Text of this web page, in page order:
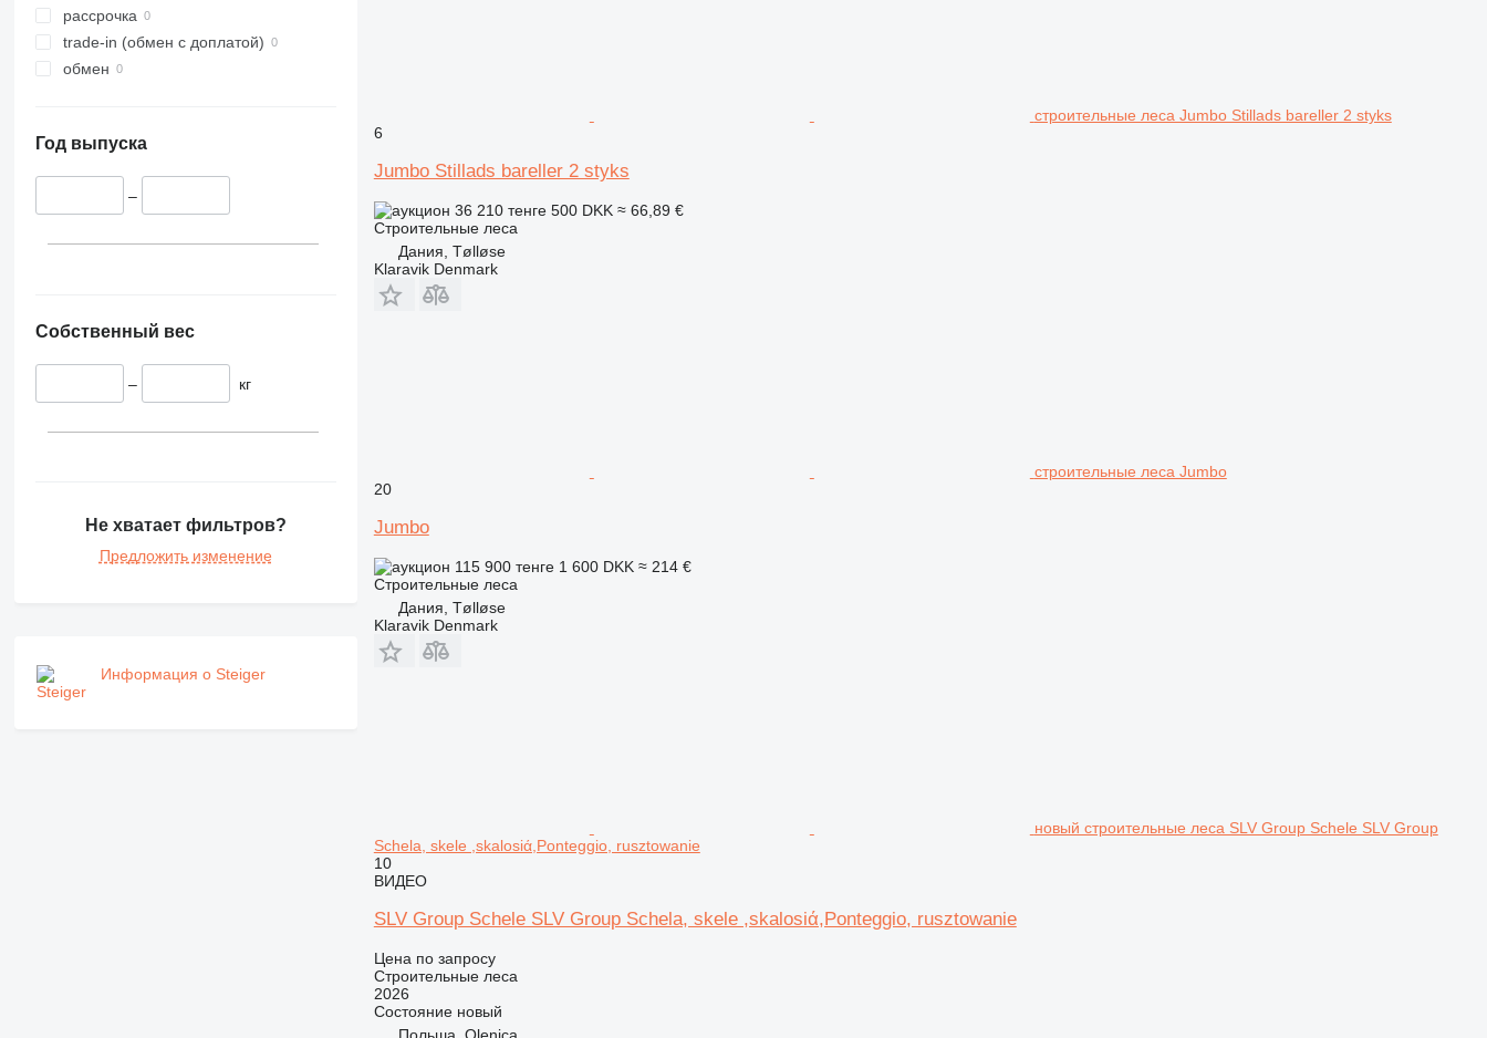
рассрочка
trade-in (обмен с доплатой)
обмен
Год выпуска
–
Собственный вес
– кг
Не хватает фильтров?
Предложить изменение
Информация о Steiger
строительные леса Jumbo Stillads bareller 2 styks
6
Jumbo Stillads bareller 2 styks
36 210 тенге 500 DKK ≈ 66,89 €
Строительные леса
Дания, Tølløse
Klaravik Denmark
строительные леса Jumbo
20
Jumbo
115 900 тенге 1 600 DKK ≈ 214 €
Строительные леса
Дания, Tølløse
Klaravik Denmark
новый строительные леса SLV Group Schele SLV Group
Schela, skele ,skalosiά,Ponteggio, rusztowanie
10
ВИДЕО
SLV Group Schele SLV Group Schela, skele ,skalosiά,Ponteggio, rusztowanie
Цена по запросу
Строительные леса
2026
Состояниеновый